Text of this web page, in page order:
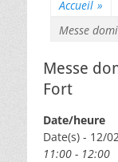
Accueil »
Messe
Messe
Fort
Date/heure
Date(s) - 12/
11:00 - 12:00